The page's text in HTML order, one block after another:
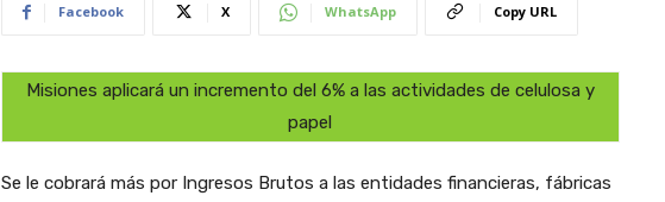
Facebook X WhatsApp Copy URL
Misiones aplicará un incremento del 6% a las actividades de celulosa y
papel
Se le cobrará más por Ingresos Brutos a las entidades financieras, fábricas